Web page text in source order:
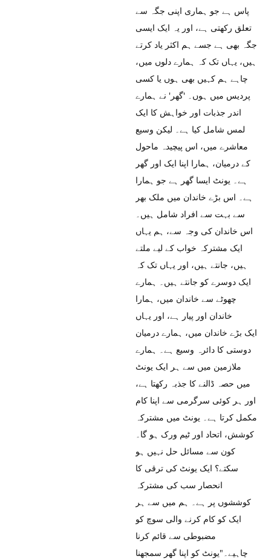
پاس ہے جو ہماری اپنی جگہ سے
تعلق رکھتی ہے، اور یہ ایک ایسی
جگہ بھی ہے جسے ہم اکثر یاد کرتے
ہیں، یہاں تک کہ ہمارے دلوں میں،
چاہے ہم کہیں بھی ہوں یا کسی
پردیس میں ہوں۔ 'گھر' نے ہمارے
اندر جذبات اور خواہش کا ایک
لمس شامل کیا ہے۔ لیکن وسیع
معاشرے میں، اس پیچیدہ ماحول
کے درمیان، ہمارا اپنا ایک اور گھر
ہے۔ یونٹ ایسا گھر ہے جو ہمارا
ہے۔ اس بڑے خاندان میں ملک بھر
سے بہت سے افراد شامل ہیں۔
اس خاندان کی وجہ سے، ہم یہاں
ایک مشترکہ خواب کے لیے ملتے
ہیں، جانتے ہیں، اور یہاں تک کہ
ایک دوسرے کو جانتے ہیں۔ ہمارے
چھوٹے سے خاندان میں، ہمارا
خاندان اور پیار ہے، اور یہاں
ایک بڑے خاندان میں، ہمارے درمیان
دوستی کا دائرہ وسیع ہے۔ ہمارے
ملازمین میں سے ہر ایک یونٹ
میں حصہ ڈالنے کا جذبہ رکھتا ہے،
اور ہر کوئی سرگرمی سے اپنا کام
مکمل کرتا ہے۔ یونٹ میں مشترکہ
کوشش، اتحاد اور ٹیم ورک ہو گا۔
کون سے مسائل حل نہیں ہو
سکتے؟ ایک یونٹ کی ترقی کا
انحصار سب کی مشترکہ
کوششوں پر ہے۔ ہم میں سے ہر
ایک کو کام کرنے والی سوچ کو
مضبوطی سے قائم کرنا
چاہیے۔"یونٹ کو اپنا گھر سمجھنا